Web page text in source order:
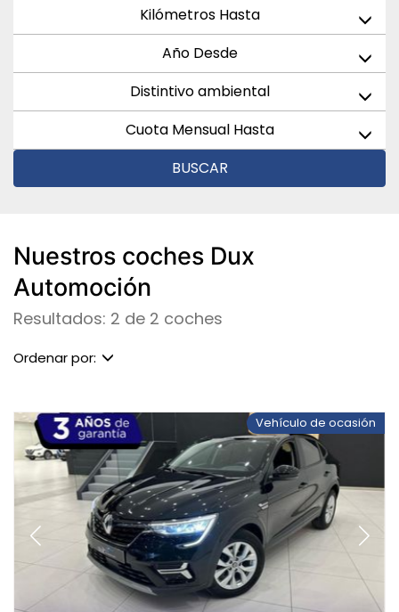
Kilómetros Hasta
Año Desde
Distintivo ambiental
Cuota Mensual Hasta
BUSCAR
Nuestros coches Dux
Automoción
Resultados: 2 de 2 coches
Ordenar por:
Vehículo de ocasión